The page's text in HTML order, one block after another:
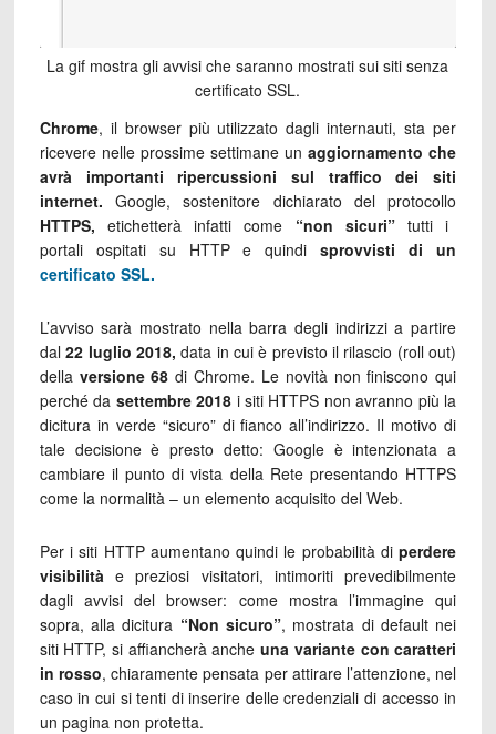
La gif mostra gli avvisi che saranno mostrati sui siti senza
certificato SSL.
Chrome, il browser più utilizzato dagli internauti, sta per
ricevere nelle prossime settimane unaggiornamento che
avrà importanti ripercussioni sul traffico dei siti
internet.Google, sostenitore dichiarato del protocollo
HTTPS, etichetterà infatti come “non sicuri”tutti i
portali ospitati su HTTP e quindisprovvisti di un
certificato SSL.
L’avviso sarà mostrato nella barra degli indirizzi a partire
dal22 luglio 2018,data in cui è previsto il rilascio (roll out)
della versione 68 di Chrome. Le novità non finiscono qui
perché da settembre 2018 i siti HTTPS non avranno più la
dicitura in verde “sicuro” di fianco all’indirizzo. Il motivo di
tale decisione è presto detto: Google è intenzionata a
cambiare il punto di vista della Rete presentando HTTPS
come la normalità – un elemento acquisito del Web.
Per i siti HTTP aumentano quindi le probabilità diperdere
visibilità e preziosi visitatori, intimoriti prevedibilmente
dagli avvisi del browser: come mostra l’immagine qui
sopra, alla dicitura “Non sicuro”, mostrata di default nei
siti HTTP, si affiancherà ancheuna variante con caratteri
in rosso, chiaramente pensata per attirare l’attenzione, nel
caso in cui si tenti di inserire delle credenziali di accesso in
un pagina non protetta.